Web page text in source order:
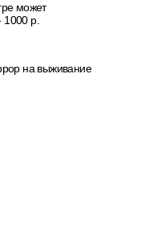
может
р.
на выживание